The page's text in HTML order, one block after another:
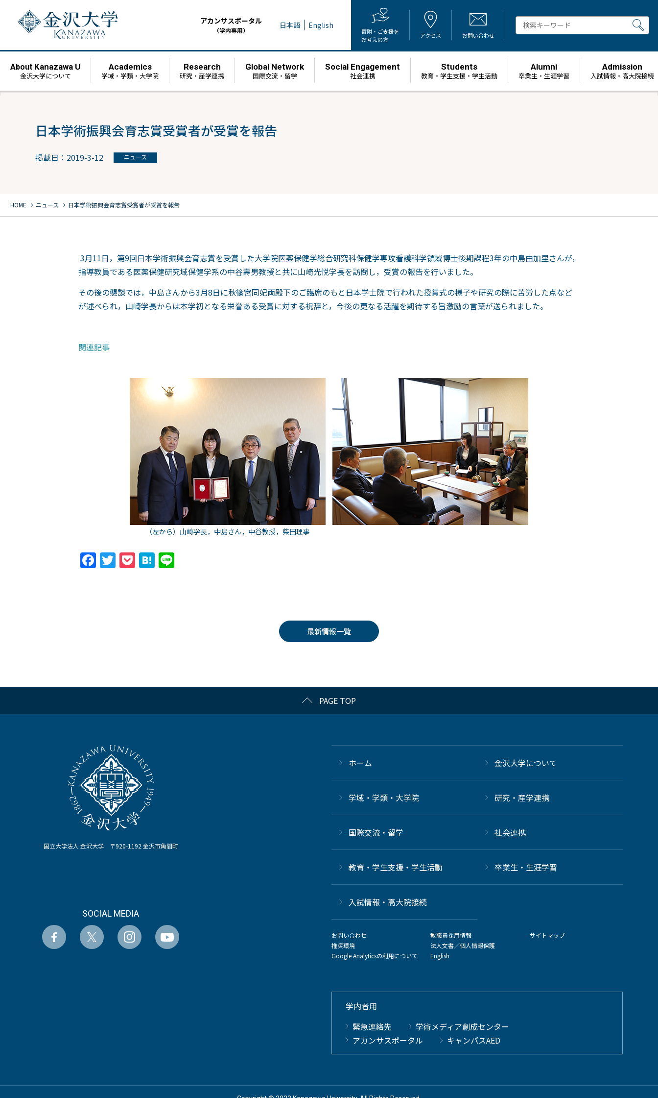
アカンサスポータル
（学内専用） 日本語 English
寄附・ご支援を
お考えの方
アクセス お問い合わせ
About Kanazawa U
金沢大学について
Academics
学域・学類・大学院
Research
研究・産学連携
Global Network
国際交流・留学
Social Engagement
社会連携
Students
教育・学生支援・学生活動
Alumni
卒業生・生涯学習
Admission
⼊試情報・高大院接続
日本学術振興会育志賞受賞者が受賞を報告
掲載日：2019-3-12 ニュース
HOME chevron_right ニュース chevron_right 日本学術振興会育志賞受賞者が受賞を報告
3月11日，第9回日本学術振興会育志賞を受賞した大学院医薬保健学総合研究科保健学専攻看護科学領域博士後期課程3年の中島由加里さんが，
指導教員である医薬保健研究域保健学系の中谷壽男教授と共に山崎光悦学長を訪問し，受賞の報告を行いました。
その後の懇談では，中島さんから3月8日に秋篠宮同妃両殿下のご臨席のもと日本学士院で行われた授賞式の様子や研究の際に苦労した点など
が述べられ，山崎学長からは本学初となる栄誉ある受賞に対する祝辞と，今後の更なる活躍を期待する旨激励の言葉が送られました。
関連記事
（左から）山崎学長，中島さん，中谷教授，柴田理事
Facebook
Twitter
PocketHatena
最新情報一覧
PAGE TOP
国立大学法人 金沢大学 〒920-1192 金沢市角間町
SOCIAL MEDIA
ホーム 金沢大学について
学域・学類・大学院 研究・産学連携
国際交流・留学 社会連携
教育・学生支援・学生活動 卒業生・生涯学習
⼊試情報・高大院接続
お問い合わせ
推奨環境
Google Analyticsの利用について
教職員採用情報
法人文書／個人情報保護
English
サイトマップ
学内者用
緊急連絡先
学術メディア創成センター
アカンサスポータル
キャンパスAED